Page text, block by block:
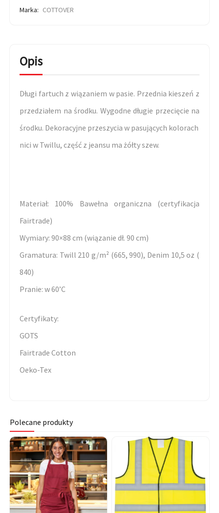
Marka: COTTOVER
Opis
Długi fartuch z wiązaniem w pasie. Przednia kieszeń z
przedziałem na środku. Wygodne długie przecięcie na
środku. Dekoracyjne przeszycia w pasujących kolorach
nici w Twillu, część z jeansu ma żółty szew.
Materiał: 100% Bawełna organiczna (certyfikacja
Fairtrade)
Wymiary: 90×88 cm (wiązanie dł. 90 cm)
Gramatura: Twill 210 g/m² (665, 990), Denim 10,5 oz (
840)
Pranie: w 60’C
Certyfikaty:
GOTS
Fairtrade Cotton
Oeko-Tex
Polecane produkty